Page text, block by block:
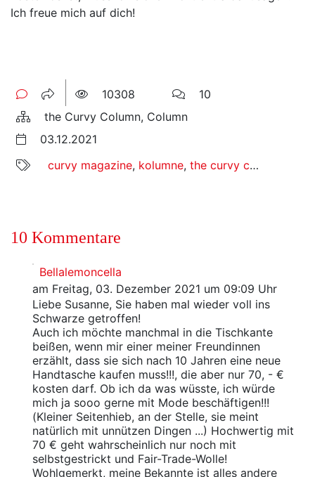
Ich freue mich auf dich!
10308
10
the Curvy Column, Column
03.12.2021
curvy magazine, kolumne, the curvy column
10 Kommentare
Bellalemoncella
am Freitag, 03. Dezember 2021 um 09:09 Uhr
Liebe Susanne, Sie haben mal wieder voll ins
Schwarze getroffen!
Auch ich möchte manchmal in die Tischkante
beißen, wenn mir einer meiner Freundinnen
erzählt, dass sie sich nach 10 Jahren eine neue
Handtasche kaufen muss!!!, die aber nur 70, - €
kosten darf. Ob ich da was wüsste, ich würde
mich ja sooo gerne mit Mode beschäftigen!!!
(Kleiner Seitenhieb, an der Stelle, sie meint
natürlich mit unnützen Dingen ...) Hochwertig mit
70 € geht wahrscheinlich nur noch mit
selbstgestrickt und Fair-Trade-Wolle!
Wohlgemerkt, meine Bekannte ist alles andere